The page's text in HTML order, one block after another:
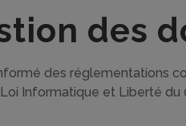
des
des réglementations
Informatique et Liberté du